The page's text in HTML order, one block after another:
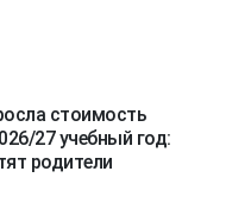
стоимость
27 учебный год:
родители